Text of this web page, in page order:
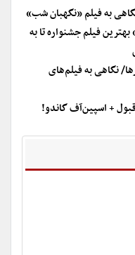
به فیلم «نگهبان شب»
فیلم جشنواره تا به
نگاهی به فیلم‌های
+ اسپین‌آف گاندو!